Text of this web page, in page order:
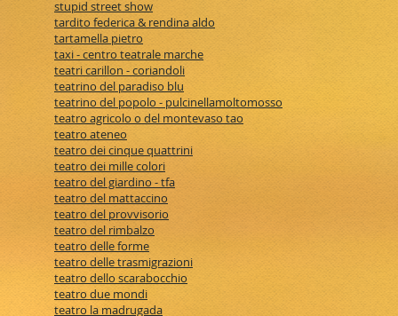
stupid street show
tardito federica & rendina aldo
tartamella pietro
taxi - centro teatrale marche
teatri carillon - coriandoli
teatrino del paradiso blu
teatrino del popolo - pulcinellamoltomosso
teatro agricolo o del montevaso tao
teatro ateneo
teatro dei cinque quattrini
teatro dei mille colori
teatro del giardino - tfa
teatro del mattaccino
teatro del provvisorio
teatro del rimbalzo
teatro delle forme
teatro delle trasmigrazioni
teatro dello scarabocchio
teatro due mondi
teatro la madrugada